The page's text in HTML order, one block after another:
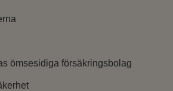
ömsesidiga försäkringsbolag